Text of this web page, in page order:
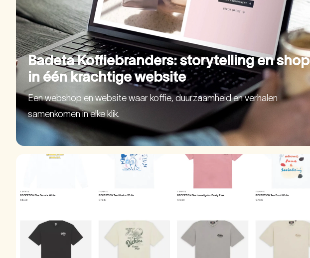
Badeta Koffiebranders: storytelling en shop
in één krachtige website
Een webshop en website waar koffie, duurzaamheid en verhalen
samenkomen in elke klik.